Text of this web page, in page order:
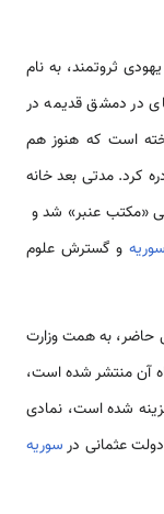
ثروتمند، به نام
در دمشق قدیمه در
‌‌‌است که هنوز هم
کرد. مدتی بعد خانه
«مکتب عنبر» شد و
سوریه و گسترش علوم
حاضر، به همت وزارت
آن منتشر شده ‌‌‌است،
زمان هزینه شده ‌‌‌است، نمادی
عثمانی درسوریه